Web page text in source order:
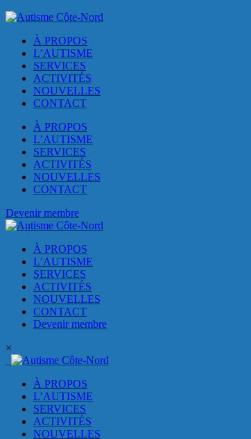
À PROPOS
L’AUTISME
SERVICES
ACTIVITÉS
NOUVELLES
CONTACT
À PROPOS
L’AUTISME
SERVICES
ACTIVITÉS
NOUVELLES
CONTACT
Devenir membre
À PROPOS
L’AUTISME
SERVICES
ACTIVITÉS
NOUVELLES
CONTACT
Devenir membre
×
À PROPOS
L’AUTISME
SERVICES
ACTIVITÉS
NOUVELLES